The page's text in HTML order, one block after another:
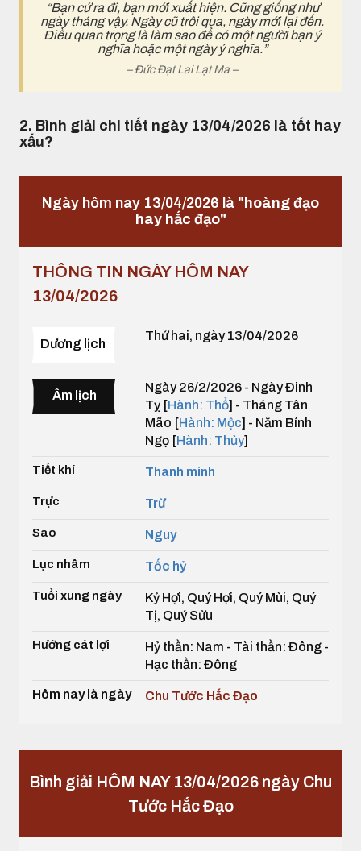
“Bạn cứ ra đi, bạn mới xuất hiện. Cũng giống như
ngày tháng vậy. Ngày cũ trôi qua, ngày mới lại đến.
Điều quan trọng là làm sao để có một ngườI bạn ý
nghĩa hoặc một ngày ý nghĩa.”
– Đức Đạt Lai Lạt Ma –
2. Bình giải chi tiết ngày 13/04/2026 là tốt hay
xấu?
Ngày hôm nay 13/04/2026 là "hoàng đạo
hay hắc đạo"
THÔNG TIN NGÀY HÔM NAY
13/04/2026
Dương lịch
Thứ hai, ngày 13/04/2026
Âm lịch
Ngày 26/2/2026 - Ngày Đinh
Tỵ [Hành: Thổ] - Tháng Tân
Mão [Hành: Mộc] - Năm Bính
Ngọ [Hành: Thủy]
Tiết khí Thanh minh
Trực Trừ
Sao Nguy
Lục nhâm Tốc hỷ
Tuổi xung ngày
Kỷ Hợi, Quý Hợi, Quý Mùi, Quý
Tị, Quý Sửu
Hướng cát lợi
Hỷ thần: Nam - Tài thần: Đông -
Hạc thần: Đông
Hôm nay là ngày Chu Tước Hắc Đạo
Bình giải HÔM NAY 13/04/2026 ngày Chu
Tước Hắc Đạo